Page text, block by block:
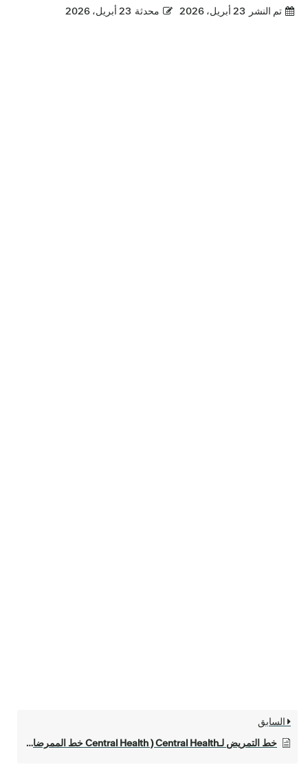
تم النشر 23 أبريل، 2026 محدثة 23 أبريل، 2026
السابق
خط التمريض لـCentral Health ( Central Health خط الممرضات)